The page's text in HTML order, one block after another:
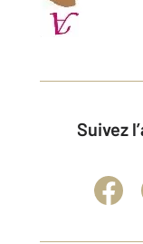
Suivez l’actualité immobilière et